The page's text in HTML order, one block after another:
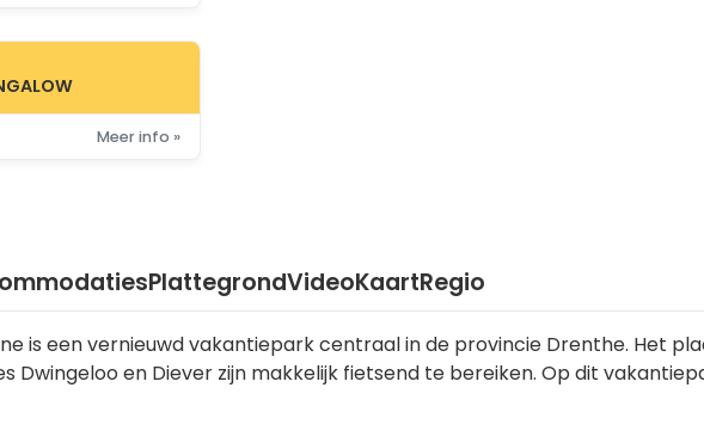
Meer info »
PlattegrondVideoKaartRegio
is een vernieuwd vakantiepark centraal in de provincie Drenthe. Het
Dwingeloo en Diever zijn makkelijk fietsend te bereiken. Op dit